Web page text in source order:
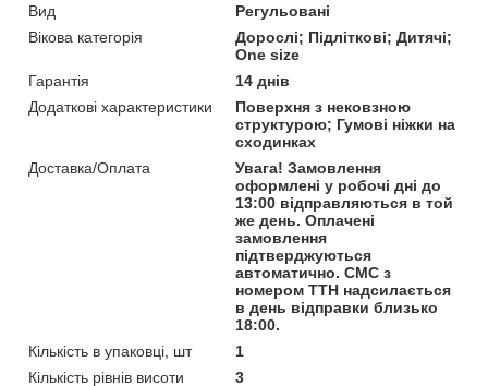
Вид
Регульовані
Вікова категорія
Дорослі; Підліткові; Дитячі;
One size
Гарантія
14 днів
Додаткові характеристики
Поверхня з нековзною
структурою; Гумові ніжки на
сходинках
Доставка/Оплата
Увага! Замовлення
оформлені у робочі дні до
13:00 відправляються в той
же день. Оплачені
замовлення
підтверджуються
автоматично. СМС з
номером ТТН надсилається
в день відправки близько
18:00.
Кількість в упаковці, шт
1
Кількість рівнів висоти
3